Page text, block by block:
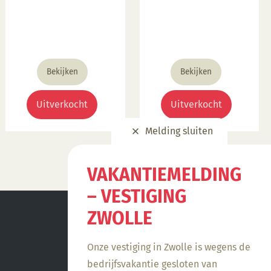
Melding sluiten
VAKANTIEMELDING
– VESTIGING
ZWOLLE
Onze vestiging in Zwolle is wegens de
bedrijfsvakantie gesloten van
Bekijken
Uitverkocht
Bekijken
Uitverkocht